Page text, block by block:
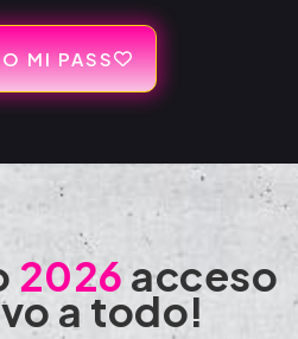
MI PASS
2026 acceso
a todo!